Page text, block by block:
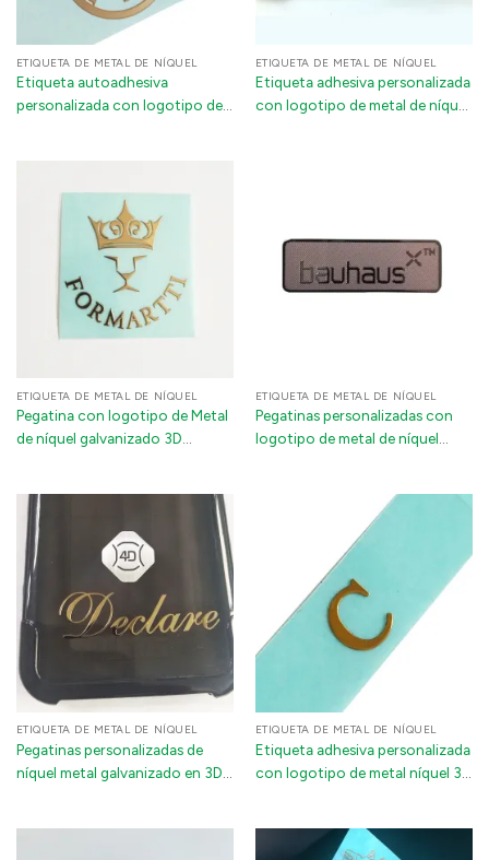
ETIQUETA DE METAL DE NÍQUEL
Etiqueta autoadhesiva
personalizada con logotipo de
ETIQUETA DE METAL DE NÍQUEL
Etiqueta adhesiva personalizada
con logotipo de metal de níquel
ETIQUETA DE METAL DE NÍQUEL
Pegatina con logotipo de Metal
de níquel galvanizado 3D
polvo para funda de AirPods,
marca de botella de teléfono
ETIQUETA DE METAL DE NÍQUEL
Pegatinas personalizadas con
logotipo de metal de níquel
ETIQUETA DE METAL DE NÍQUEL
Pegatinas personalizadas de
níquel metal galvanizado en 3D:
ETIQUETA DE METAL DE NÍQUEL
Etiqueta adhesiva personalizada
con logotipo de metal níquel 3D